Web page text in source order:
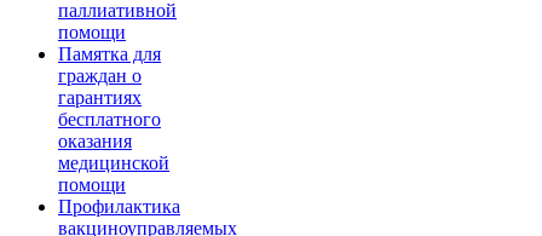
паллиативной
помощи
Памятка для
граждан о
гарантиях
бесплатного
оказания
медицинской
помощи
Профилактика
вакциноуправляемых